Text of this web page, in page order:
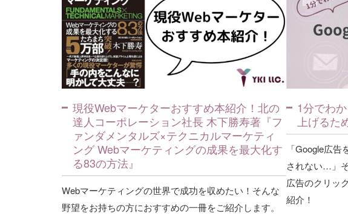
現役Webマーケターおすすめ本紹介！北の
達人コーポレーション社長 木下勝寿著『フ
ァンダメンタルズ×テクニカルマーケティ
ング Webマーケティングの成果を最大化す
る83の方法』
Webマーケティングの世界で成功を収めたい！そんな
野望をお持ちの方におすすめの一冊をご紹介します。
1分でわ
上げるた
「Google広
されない…」
広告のクリッ
紹介！